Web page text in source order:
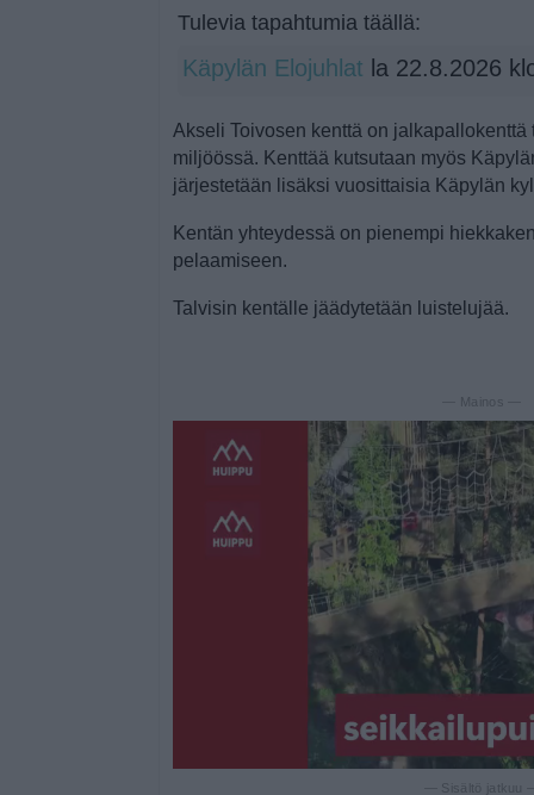
Tulevia tapahtumia täällä:
Käpylän Elojuhlat la 22.8.2026
Akseli Toivosen kenttä on
miljöössä. Kenttää kutsutaan myös
järjestetään lisäksi vuosittaisia Käpylän
Kentän yhteydessä on pienempi
pelaamiseen.
Talvisin kentälle jäädytetään luistelujää.
— Mainos —
— Sisältö jatkuu —